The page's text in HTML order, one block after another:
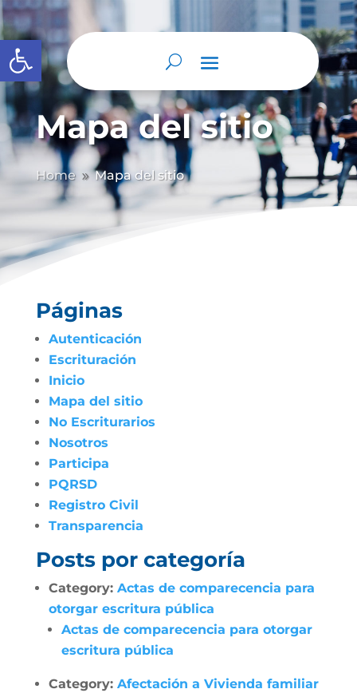
Abrir barra de herramientas
Mapa del sitio
Home 9 Mapa del sitio
Páginas
Autenticación
Escrituración
Inicio
Mapa del sitio
No Escriturarios
Nosotros
Participa
PQRSD
Registro Civil
Transparencia
Posts por categoría
Category: Actas de comparecencia para
otorgar escritura pública
Actas de comparecencia para otorgar
escritura pública
Category: Afectación a Vivienda familiar